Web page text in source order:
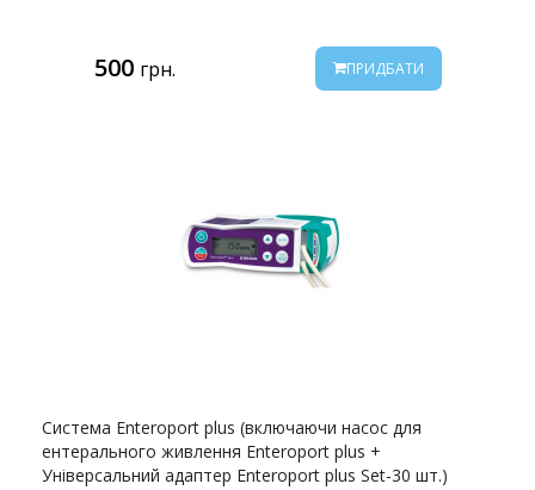
500 грн. ПРИДБАТИ
Система Enteroport plus (включаючи насос для
ентерального живлення Enteroport plus +
Універсальний адаптер Enteroport plus Set-30 шт.)